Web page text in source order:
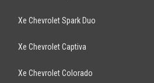
Xe Chevrolet Spark Duo
Xe Chevrolet Captiva
Xe Chevrolet Colorado